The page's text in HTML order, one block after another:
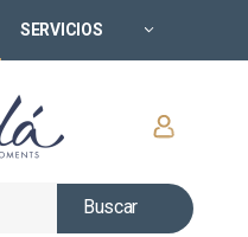
SERVICIOS
Buscar